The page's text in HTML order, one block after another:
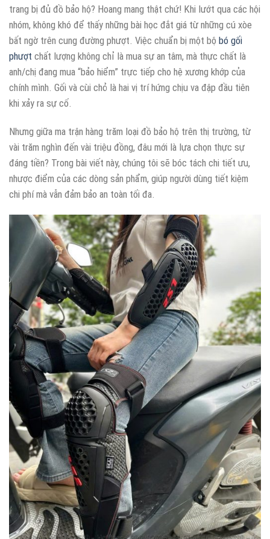
trang bị đủ đồ bảo hộ? Hoang mang thật chứ! Khi lướt qua các hội
nhóm, không khó để thấy những bài học đắt giá từ những cú xòe
bất ngờ trên cung đường phượt. Việc chuẩn bị một bộ bó gối
phượt chất lượng không chỉ là mua sự an tâm, mà thực chất là
anh/chị đang mua “bảo hiểm” trực tiếp cho hệ xương khớp của
chính mình. Gối và cùi chỏ là hai vị trí hứng chịu va đập đầu tiên
khi xảy ra sự cố.
Nhưng giữa ma trận hàng trăm loại đồ bảo hộ trên thị trường, từ
vài trăm nghìn đến vài triệu đồng, đâu mới là lựa chọn thực sự
đáng tiền? Trong bài viết này, chúng tôi sẽ bóc tách chi tiết ưu,
nhược điểm của các dòng sản phẩm, giúp người dùng tiết kiệm
chi phí mà vẫn đảm bảo an toàn tối đa.